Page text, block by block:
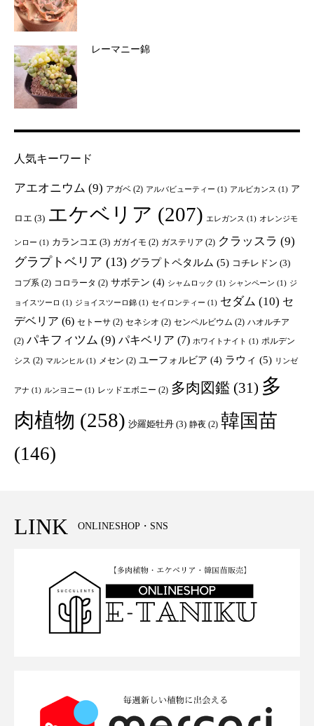
レーマニー錦
人気キーワード
アエオニウム (9) アガベ (2) アルバビューティー (1) アルビカンス (1) ア
ロエ (3) エケベリア (207) エレガンス (1) オレンジモ
ンロー (1) カランコエ (3) ガガイモ (2) ガステリア (2) クラッスラ (9)
グラプトベリア (13) グラプトペタルム (5) コチレドン (3)
コブ系 (2) コロラータ (2) サボテン (4) シャムロック (1) シャンペーン (1) ジ
ョイスツーロ (1) ジョイスツーロ錦 (1) セイロンティー (1) セダム (10) セ
デベリア (6) セトーサ (2) セネシオ (2) センペルビウム (2) ハオルチア
(2) パキフィツム (9) パキベリア (7) ホワイトナイト (1) ポルデン
シス (2) マルンヒル (1) メセン (2) ユーフォルビア (4) ラウィ (5) リンゼ
アナ (1) ルンヨニー (1) レッドエボニー (2) 多肉図鑑 (31) 多
肉植物 (258) 沙羅姫牡丹 (3) 静夜 (2) 韓国苗
(146)
LINK ONLINESHOP・SNS